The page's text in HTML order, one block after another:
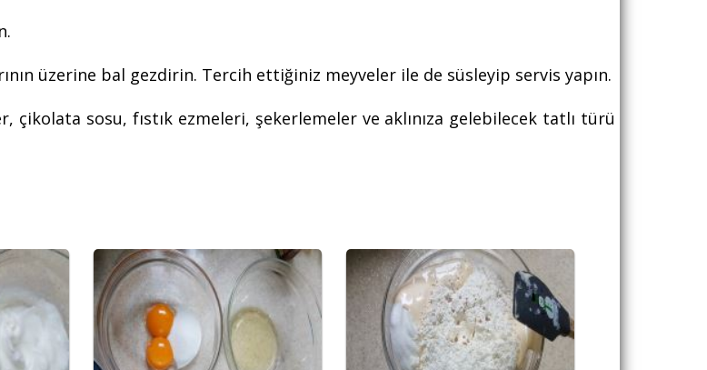
üzerine bal gezdirin. Tercih ettiğiniz meyveler ile de süsleyip servis yapın.
çikolata sosu, fıstık ezmeleri, şekerlemeler ve aklınıza gelebilecek tatlı türü